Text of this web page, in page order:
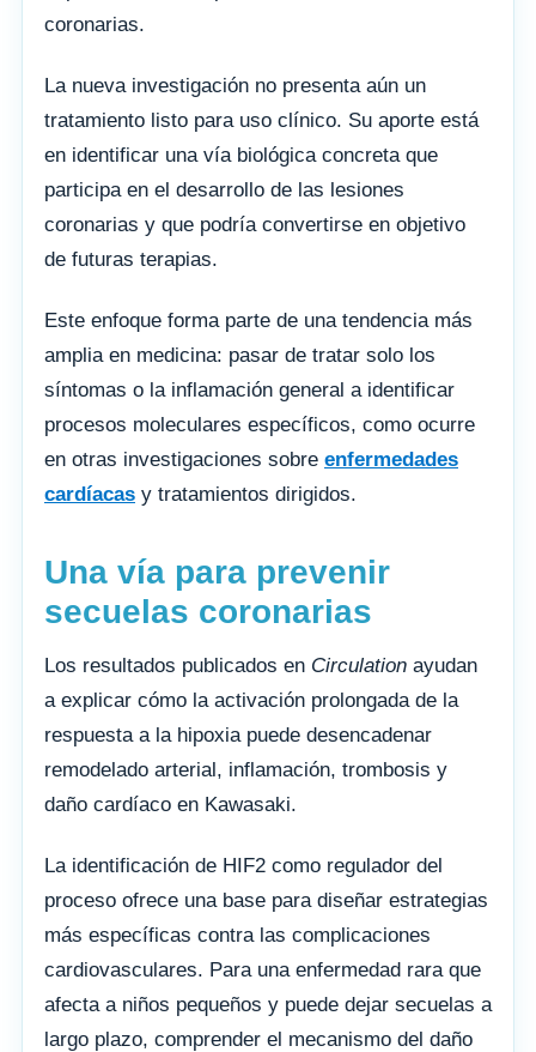
coronarias.
La nueva investigación no presenta aún un
tratamiento listo para uso clínico. Su aporte está
en identificar una vía biológica concreta que
participa en el desarrollo de las lesiones
coronarias y que podría convertirse en objetivo
de futuras terapias.
Este enfoque forma parte de una tendencia más
amplia en medicina: pasar de tratar solo los
síntomas o la inflamación general a identificar
procesos moleculares específicos, como ocurre
en otras investigaciones sobre enfermedades
cardíacas y tratamientos dirigidos.
Una vía para prevenir
secuelas coronarias
Los resultados publicados en Circulation ayudan
a explicar cómo la activación prolongada de la
respuesta a la hipoxia puede desencadenar
remodelado arterial, inflamación, trombosis y
daño cardíaco en Kawasaki.
La identificación de HIF2 como regulador del
proceso ofrece una base para diseñar estrategias
más específicas contra las complicaciones
cardiovasculares. Para una enfermedad rara que
afecta a niños pequeños y puede dejar secuelas a
largo plazo, comprender el mecanismo del daño